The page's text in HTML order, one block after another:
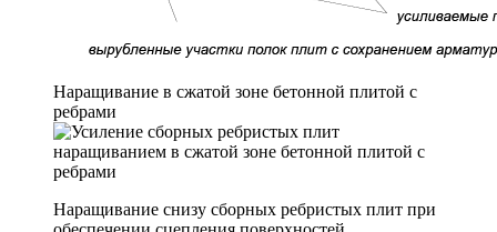
Наращивание в сжатой зоне бетонной плитой с
ребрами
Наращивание снизу сборных ребристых плит при